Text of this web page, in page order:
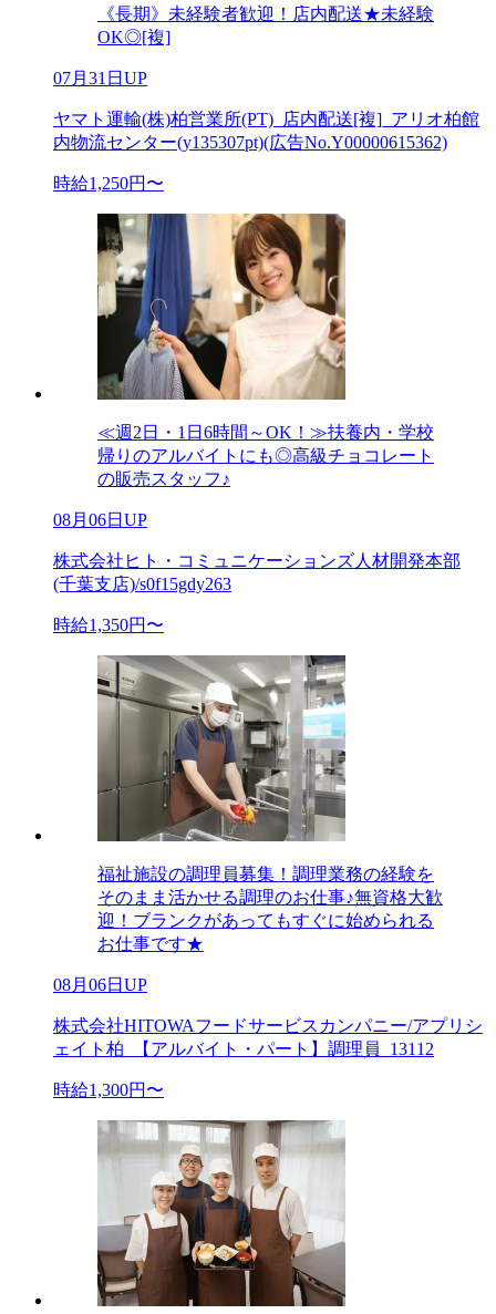
《長期》未経験者歓迎！店内配送★未経験
OK◎[複]
07月31日UP
ヤマト運輸(株)柏営業所(PT)_店内配送[複]_アリオ柏館
内物流センター(y135307pt)(広告No.Y00000615362)
時給1,250円〜
≪週2日・1日6時間～OK！≫扶養内・学校
帰りのアルバイトにも◎高級チョコレート
の販売スタッフ♪
08月06日UP
株式会社ヒト・コミュニケーションズ人材開発本部
(千葉支店)/s0f15gdy263
時給1,350円〜
福祉施設の調理員募集！調理業務の経験を
そのまま活かせる調理のお仕事♪無資格大歓
迎！ブランクがあってもすぐに始められる
お仕事です★
08月06日UP
株式会社HITOWAフードサービスカンパニー/アプリシ
ェイト柏_【アルバイト・パート】調理員_13112
時給1,300円〜